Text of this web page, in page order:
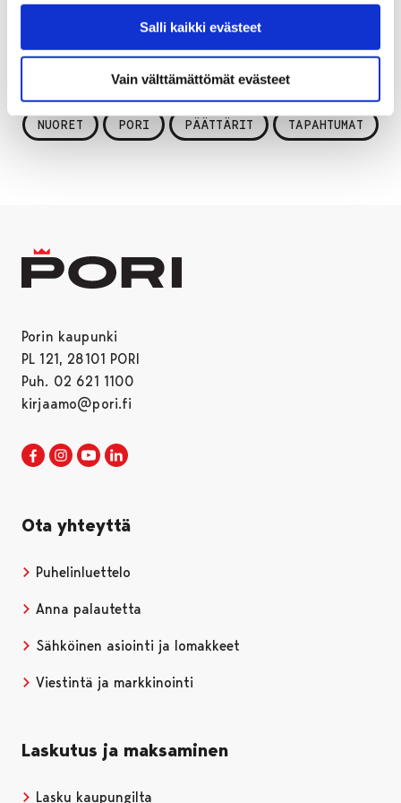
Salli kaikki evästeet
Vain välttämättömät evästeet
Nuortensuojelu säätiö.
NUORET PORI PÄÄTTÄRIT TAPAHTUMAT
Porin kaupunki
PL 121, 28101 PORI
Puh. 02 621 1100
kirjaamo@pori.fi
Porin kaupunki Facebookissa
Avautuu uudessa välilehdessä
Porin kaupunki Instagramissa
Avautuu uudessa välilehdessä
Porin kaupunki Youtubessa
Avautuu uudessa välilehdessä
Ota yhteyttä
Puhelinluettelo
Anna palautetta
Sähköinen asiointi ja lomakkeet
Viestintä ja markkinointi
Laskutus ja maksaminen
Lasku kaupungilta